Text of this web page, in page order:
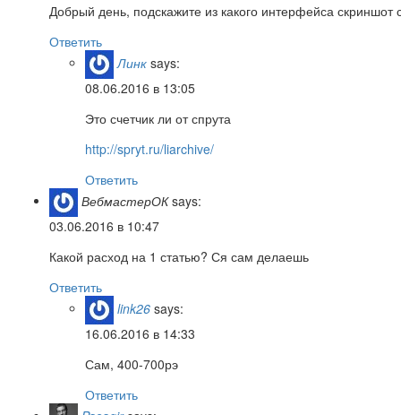
Добрый день, подскажите из какого интерфейса
Ответить
Линк says:
08.06.2016 в 13:05
Это счетчик ли от спрута
http://spryt.ru/liarchive/
Ответить
ВебмастерОК says:
03.06.2016 в 10:47
Какой расход на 1 статью? Ся сам делаешь
Ответить
link26 says:
16.06.2016 в 14:33
Сам, 400-700рэ
Ответить